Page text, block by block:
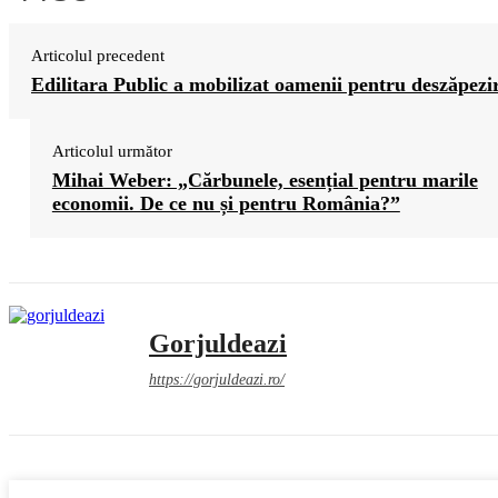
Articolul precedent
Edilitara Public a mobilizat oamenii pentru
Articolul următor
Mihai Weber: „Cărbunele, esențial pentru marile
economii. De ce nu și pentru România?”
Gorjuldeazi
https://gorjuldeazi.ro/